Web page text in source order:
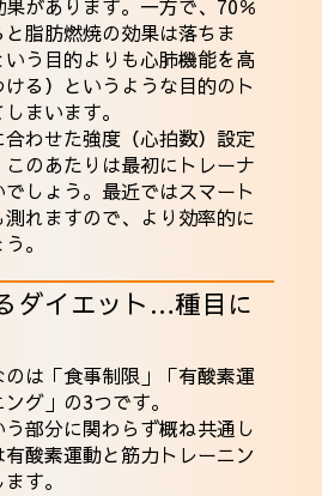
があります。一方で、70％
脂肪燃焼の効果は落ちま
う目的よりも心肺機能を高
る）というような目的のト
まいます。
わせた強度（心拍数）設定
のあたりは最初にトレーナ
しょう。最近ではスマート
れますので、より効率的に
。
ダイエット…種目に
は「食事制限」「有酸素運
グ」の3つです。
部分に関わらず概ね共通し
酸素運動と筋力トレーニン
す。